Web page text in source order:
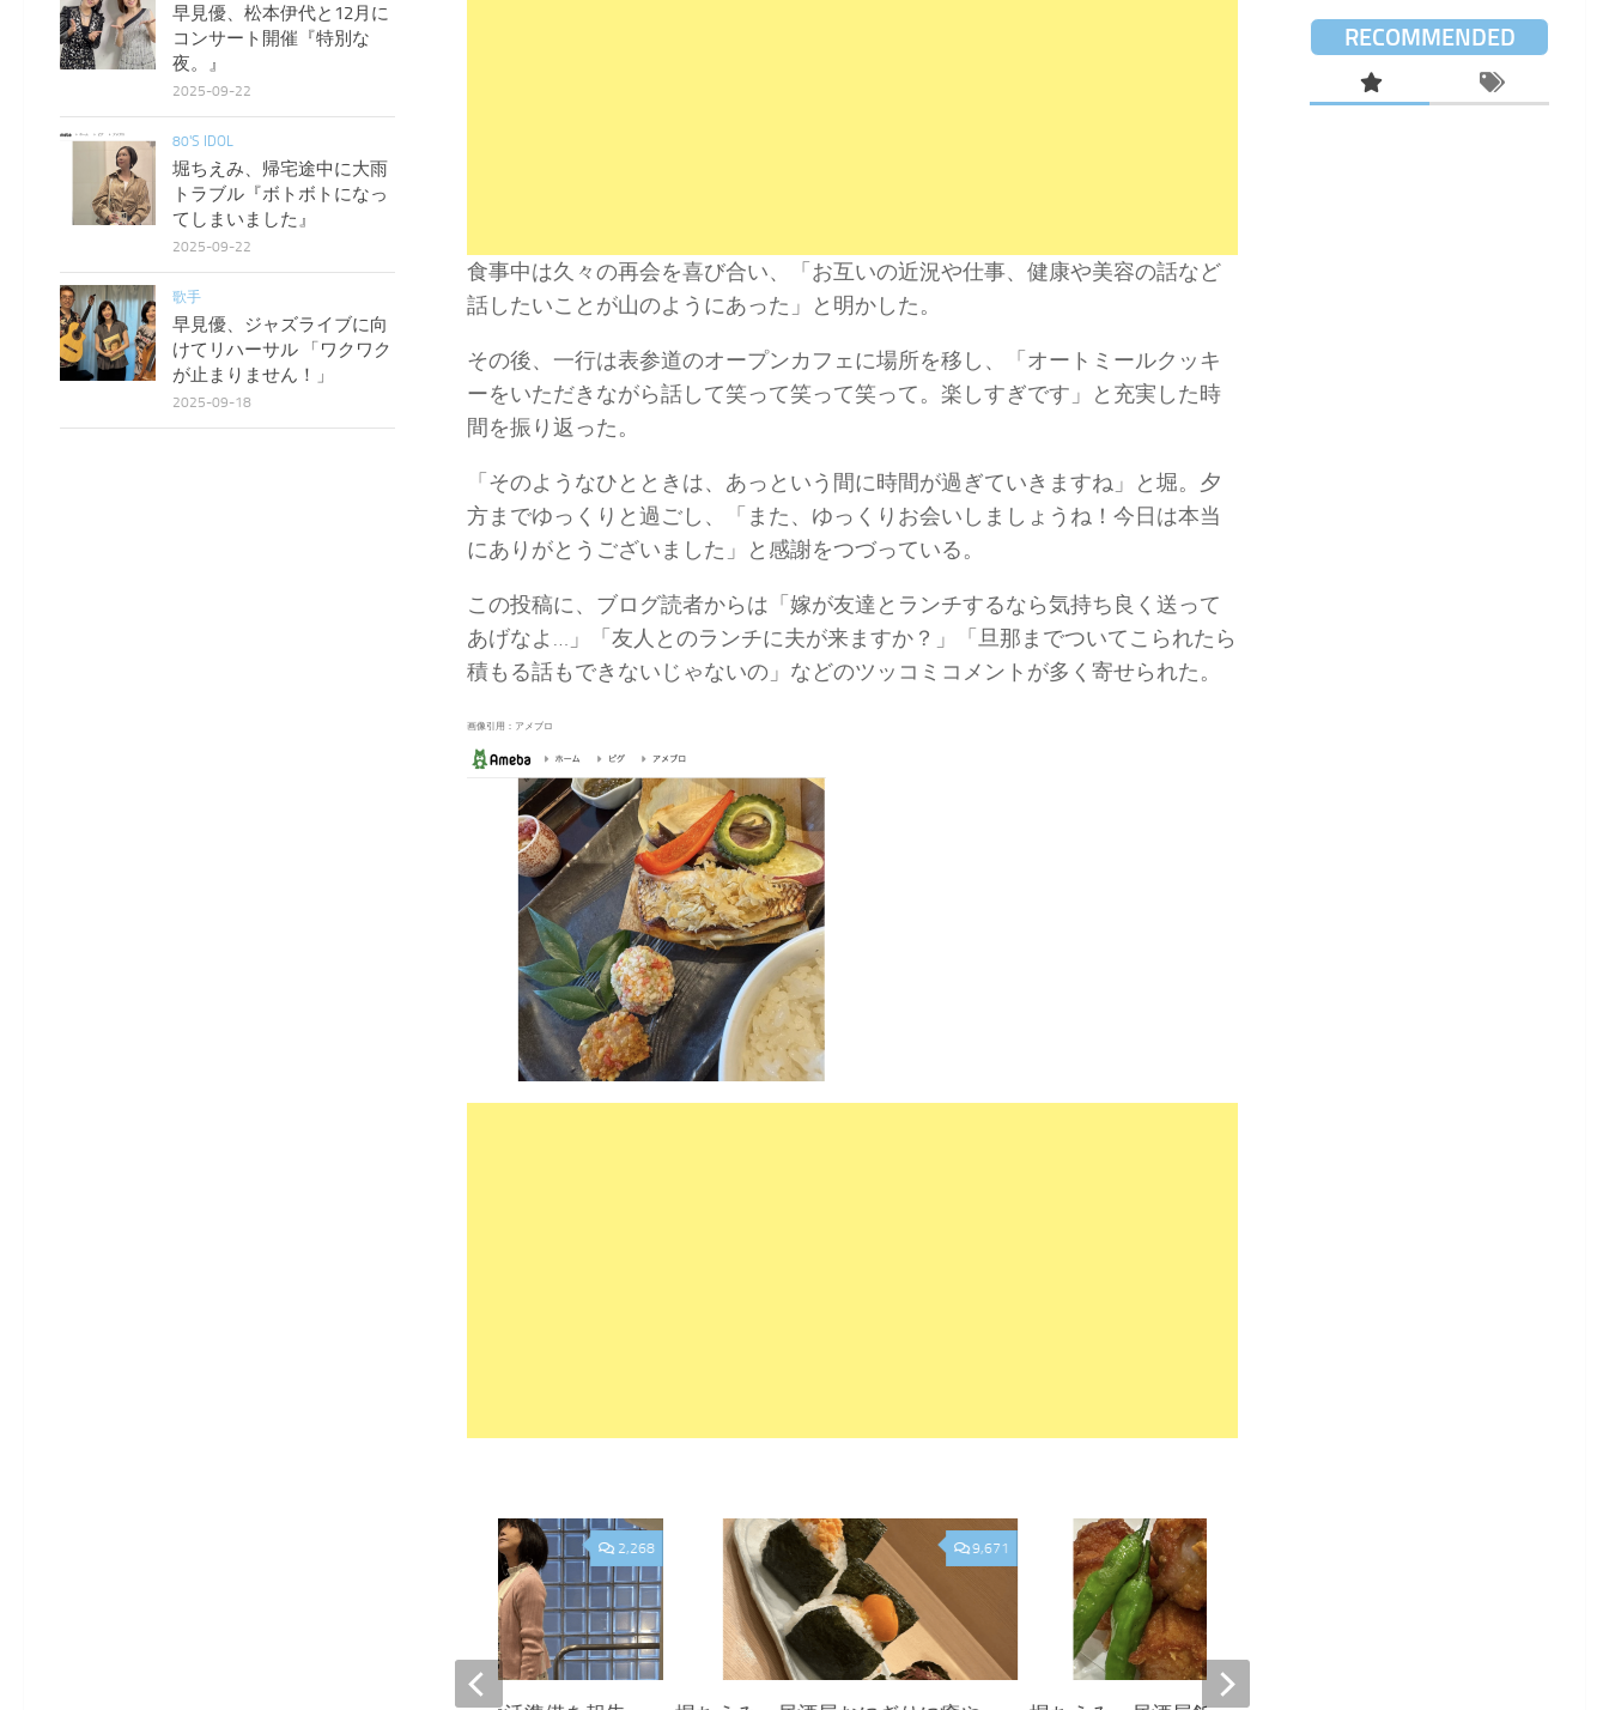
食事中は久々の再会を喜び合い、「お互いの近況や仕事、健康や美容の話など
話したいことが山のようにあった」と明かした。
その後、一行は表参道のオープンカフェに場所を移し、「オートミールクッキ
ーをいただきながら話して笑って笑って笑って。楽しすぎです」と充実した時
間を振り返った。
「そのようなひとときは、あっという間に時間が過ぎていきますね」と堀。夕
方までゆっくりと過ごし、「また、ゆっくりお会いしましょうね！今日は本当
にありがとうございました」と感謝をつづっている。
この投稿に、ブログ読者からは「嫁が友達とランチするなら気持ち良く送って
あげなよ…」「友人とのランチに夫が来ますか？」「旦那までついてこられたら
積もる話もできないじゃないの」などのツッコミコメントが多く寄せられた。
画像引用：アメブロ
9,671
2,268
早見優、松本伊代と12月に
コンサート開催『特別な
夜。』
2025-09-22
80'S IDOL
堀ちえみ、帰宅途中に大雨
トラブル『ボトボトになっ
てしまいました』
2025-09-22
歌手
早見優、ジャズライブに向
けてリハーサル 「ワクワク
が止まりません！」
2025-09-18
RECOMMENDED